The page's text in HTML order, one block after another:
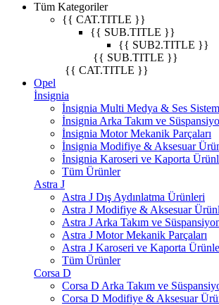
Tüm Kategoriler
{{ CAT.TITLE }}
{{ SUB.TITLE }}
{{ SUB2.TITLE }}
{{ SUB.TITLE }}
{{ CAT.TITLE }}
Opel
İnsignia
İnsignia Multi Medya & Ses
İnsignia Arka Takım ve
İnsignia Motor Mekanik Parçaları
İnsignia Modifiye & Aksesuar
İnsignia Karoseri ve Kaporta
Tüm Ürünler
Astra J
Astra J Dış Aydınlatma Ürünleri
Astra J Modifiye & Aksesuar
Astra J Arka Takım ve
Astra J Motor Mekanik Parçaları
Astra J Karoseri ve Kaporta
Tüm Ürünler
Corsa D
Corsa D Arka Takım ve
Corsa D Modifiye & Aksesuar